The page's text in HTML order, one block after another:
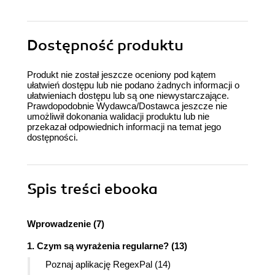
Dostępność produktu
Produkt nie został jeszcze oceniony pod kątem
ułatwień dostępu lub nie podano żadnych informacji o
ułatwieniach dostępu lub są one niewystarczające.
Prawdopodobnie Wydawca/Dostawca jeszcze nie
umożliwił dokonania walidacji produktu lub nie
przekazał odpowiednich informacji na temat jego
dostępności.
Spis treści ebooka
Wprowadzenie (7)
1. Czym są wyrażenia regularne? (13)
Poznaj aplikację RegexPal (14)